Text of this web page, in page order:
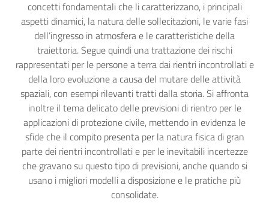
concetti fondamentali che li caratterizzano, i principali
aspetti dinamici, la natura delle sollecitazioni, le varie fasi
dell’ingresso in atmosfera e le caratteristiche della
traiettoria. Segue quindi una trattazione dei rischi
rappresentati per le persone a terra dai rientri incontrollati e
della loro evoluzione a causa del mutare delle attività
spaziali, con esempi rilevanti tratti dalla storia. Si affronta
inoltre il tema delicato delle previsioni di rientro per le
applicazioni di protezione civile, mettendo in evidenza le
sfide che il compito presenta per la natura fisica di gran
parte dei rientri incontrollati e per le inevitabili incertezze
che gravano su questo tipo di previsioni, anche quando si
usano i migliori modelli a disposizione e le pratiche più
consolidate.